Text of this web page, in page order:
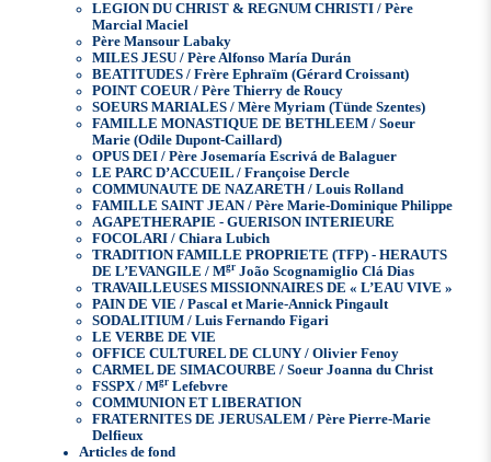
LEGION DU CHRIST & REGNUM CHRISTI / Père
Marcial Maciel
Père Mansour Labaky
MILES JESU / Père Alfonso María Durán
BEATITUDES / Frère Ephraïm (Gérard Croissant)
POINT COEUR / Père Thierry de Roucy
SOEURS MARIALES / Mère Myriam (Tünde Szentes)
FAMILLE MONASTIQUE DE BETHLEEM / Soeur
Marie (Odile Dupont-Caillard)
OPUS DEI / Père Josemaría Escrivá de Balaguer
LE PARC D’ACCUEIL / Françoise Dercle
COMMUNAUTE DE NAZARETH / Louis Rolland
FAMILLE SAINT JEAN / Père Marie-Dominique Philippe
AGAPETHERAPIE - GUERISON INTERIEURE
FOCOLARI / Chiara Lubich
TRADITION FAMILLE PROPRIETE (TFP) - HERAUTS
DE L’EVANGILE / Mgr João Scognamiglio Clá Dias
TRAVAILLEUSES MISSIONNAIRES DE « L’EAU VIVE »
PAIN DE VIE / Pascal et Marie-Annick Pingault
SODALITIUM / Luis Fernando Figari
LE VERBE DE VIE
OFFICE CULTUREL DE CLUNY / Olivier Fenoy
CARMEL DE SIMACOURBE / Soeur Joanna du Christ
FSSPX / Mgr Lefebvre
COMMUNION ET LIBERATION
FRATERNITES DE JERUSALEM / Père Pierre-Marie
Delfieux
Articles de fond